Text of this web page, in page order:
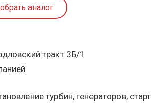
аналог
тракт 3Б/1
турбин, генераторов,